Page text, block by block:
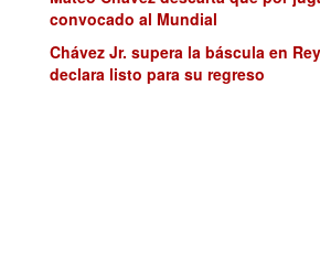
convocado al Mundial
Chávez Jr. supera la báscula en
declara listo para su regreso